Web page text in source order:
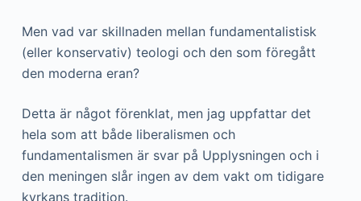
Men vad var skillnaden mellan fundamentalistisk
(eller konservativ) teologi och den som föregått
den moderna eran?
Detta är något förenklat, men jag uppfattar det
hela som att både liberalismen och
fundamentalismen är svar på Upplysningen och i
den meningen slår ingen av dem vakt om tidigare
kyrkans tradition.